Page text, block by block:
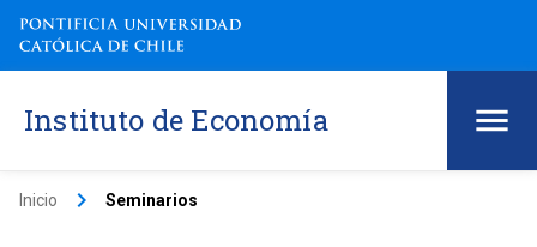
Instituto de Economía
Inicio keyboard_arrow_right Seminarios